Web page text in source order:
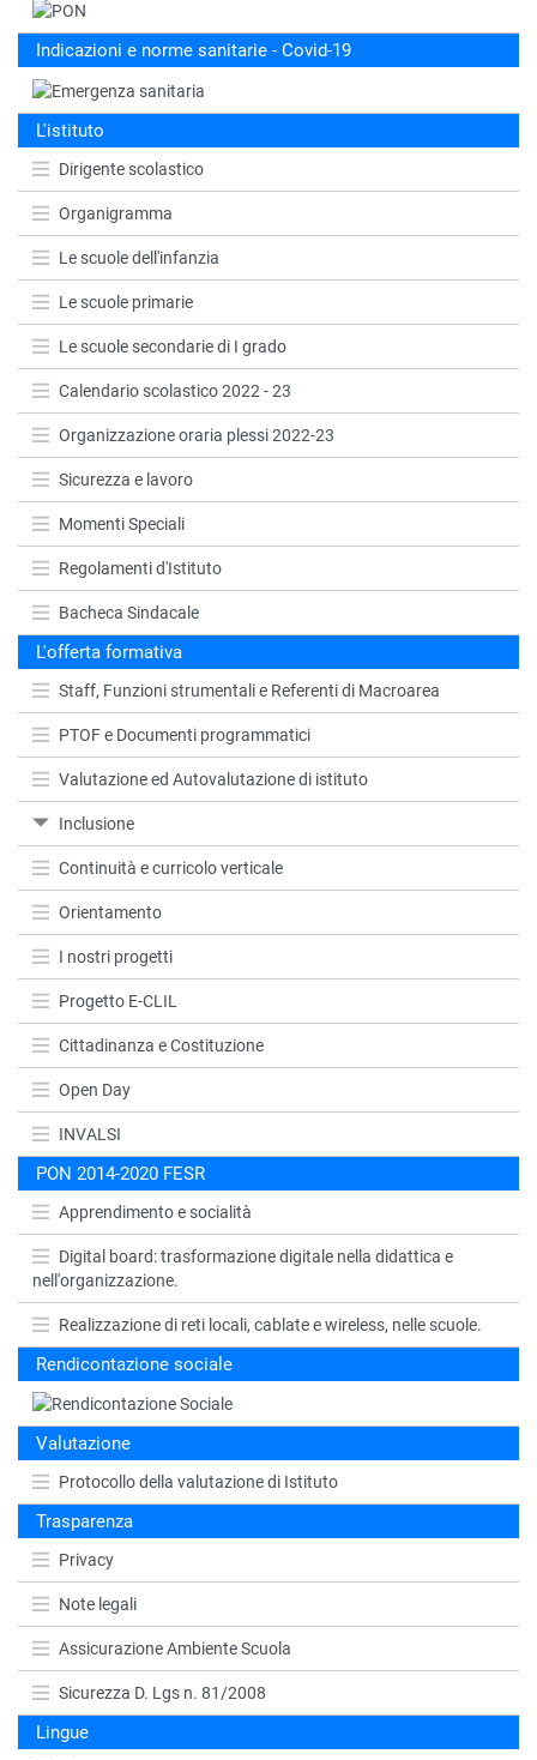
Indicazioni e norme sanitarie - Covid-19
L'istituto
Dirigente scolastico
Organigramma
Le scuole dell'infanzia
Le scuole primarie
Le scuole secondarie di I grado
Calendario scolastico 2022 - 23
Organizzazione oraria plessi 2022-23
Sicurezza e lavoro
Momenti Speciali
Regolamenti d'Istituto
Bacheca Sindacale
L'offerta formativa
Staff, Funzioni strumentali e Referenti di Macroarea
PTOF e Documenti programmatici
Valutazione ed Autovalutazione di istituto
Inclusione
Continuità e curricolo verticale
Orientamento
I nostri progetti
Progetto E-CLIL
Cittadinanza e Costituzione
Open Day
INVALSI
PON 2014-2020 FESR
Apprendimento e socialità
Digital board: trasformazione digitale nella didattica e
nell'organizzazione.
Realizzazione di reti locali, cablate e wireless, nelle scuole.
Rendicontazione sociale
Valutazione
Protocollo della valutazione di Istituto
Trasparenza
Privacy
Note legali
Assicurazione Ambiente Scuola
Sicurezza D. Lgs n. 81/2008
Lingue